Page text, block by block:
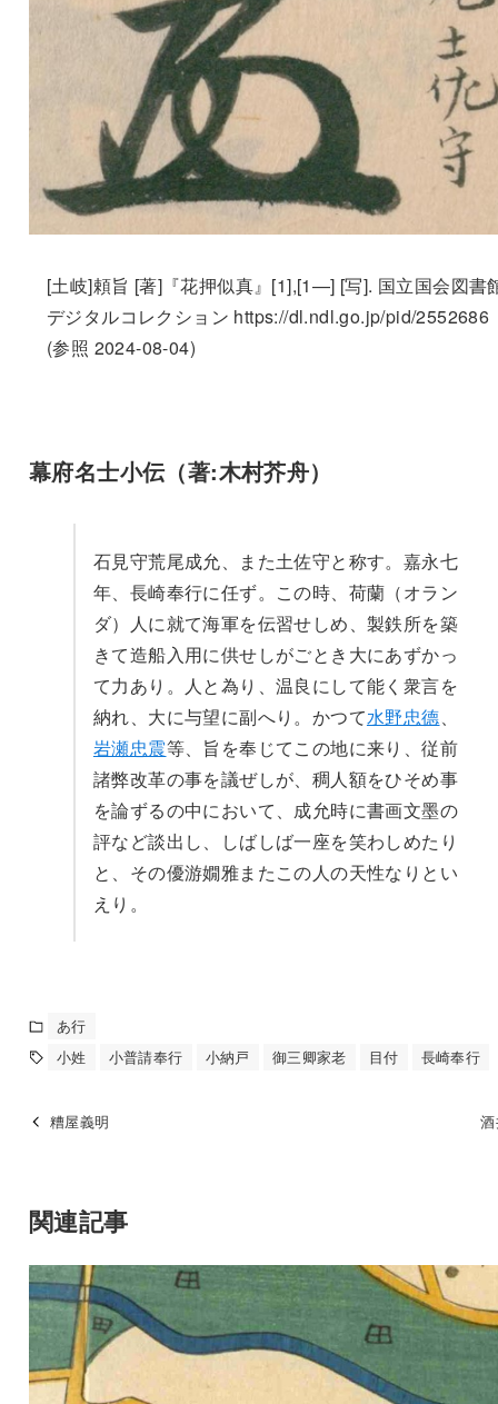
[土岐]頼旨 [著]『花押似真』[1],[1—] [写]. 国立国会図書
デジタルコレクション https://dl.ndl.go.jp/pid/2552686
(参照 2024-08-04)
幕府名士小伝（著:木村芥舟）
石見守荒尾成允、また土佐守と称す。嘉永七
年、長崎奉行に任ず。この時、荷蘭（オラン
ダ）人に就て海軍を伝習せしめ、製鉄所を築
きて造船入用に供せしがごとき大にあずかっ
て力あり。人と為り、温良にして能く衆言を
納れ、大に与望に副へり。かつて水野忠德、
岩瀬忠震等、旨を奉じてこの地に来り、従前
諸弊改革の事を議ぜしが、稠人額をひそめ事
を論ずるの中において、成允時に書画文墨の
評など談出し、しばしば一座を笑わしめたり
と、その優游嫺雅またこの人の天性なりとい
えり。
あ行
小姓
小普請奉行 小納戸 御三卿家老 目付 長崎奉行
糟屋義明
関連記事